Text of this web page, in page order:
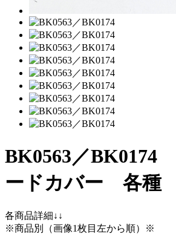
BK0563／BK0174
ードカバー 各種
各商品詳細↓↓
※商品別（画像1枚目左から順）※